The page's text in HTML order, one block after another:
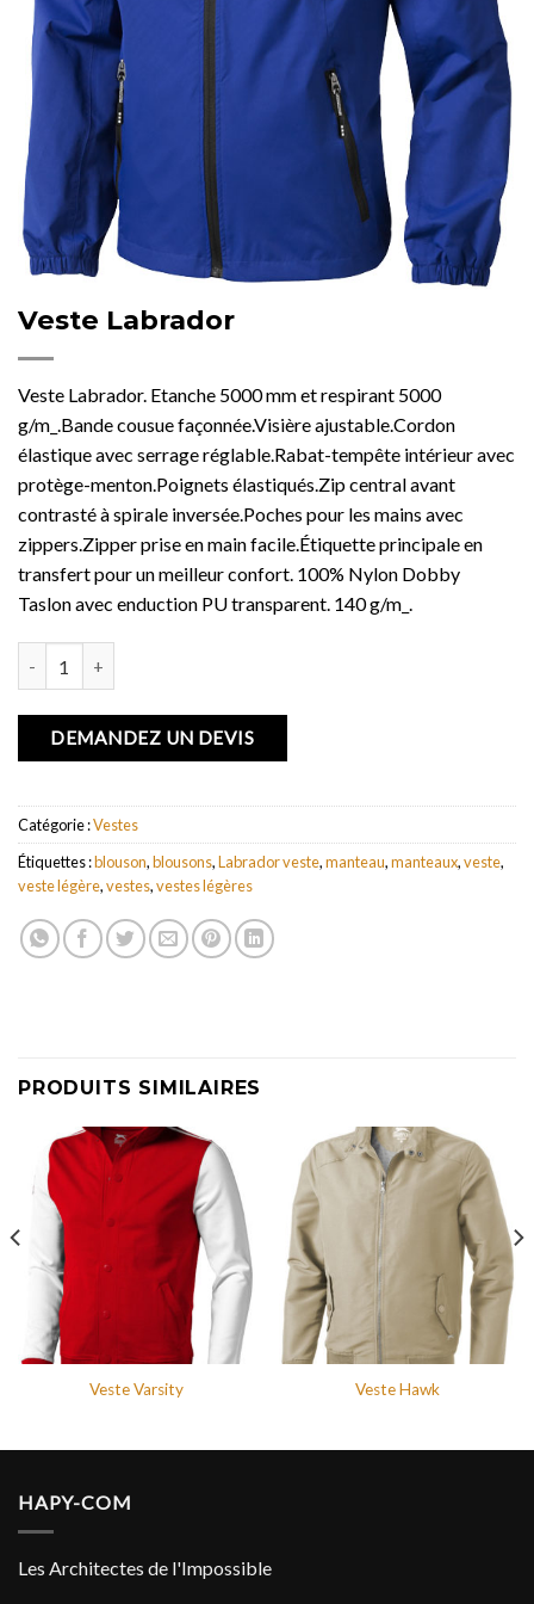
Veste Labrador
Veste Labrador. Etanche 5000 mm et respirant 5000
g/m_.Bande cousue façonnée.Visière ajustable.Cordon
élastique avec serrage réglable.Rabat-tempête intérieur avec
protège-menton.Poignets élastiqués.Zip central avant
contrasté à spirale inversée.Poches pour les mains avec
zippers.Zipper prise en main facile.Étiquette principale en
transfert pour un meilleur confort. 100% Nylon Dobby
Taslon avec enduction PU transparent. 140 g/m_.
DEMANDEZ UN DEVIS
Catégorie :Vestes
Étiquettes :blouson,blousons,Labrador veste,manteau,manteaux,veste,
veste légère,vestes,vestes légères
PRODUITS SIMILAIRES
Veste Varsity Veste Hawk
HAPY-COM
Les Architectes de l'Impossible